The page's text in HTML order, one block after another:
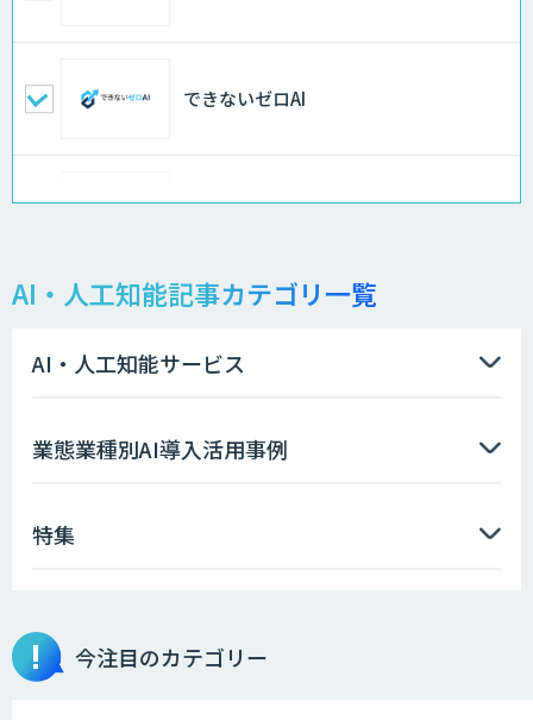
できないゼロAI
Docify（ドシファイ）
imprai ezKotae
物品輸出から留学生・研究者のバックチ
ェックまで自動化。輸出管理
AI・人工知能記事カテゴリ一覧
AI・人工知能サービス
業態業種別AI導入活用事例
特集
今注目のカテゴリー